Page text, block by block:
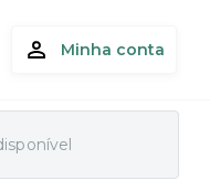
Minha conta